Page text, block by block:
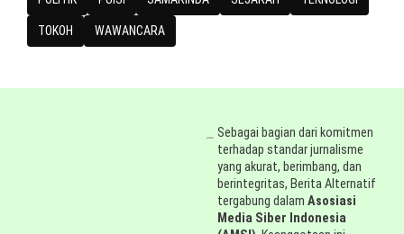
TOKOH WAWANCARA
Sebagai bagian dari komitmen
terhadap standar jurnalisme
yang akurat, berimbang, dan
berintegritas, Berita Alternatif
tergabung dalamAsosiasi
Media Siber Indonesia